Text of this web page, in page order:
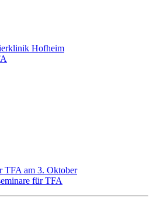
Hofheim
TFA am 3. Oktober
für TFA